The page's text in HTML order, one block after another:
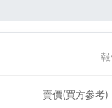
賣價(買方參考)